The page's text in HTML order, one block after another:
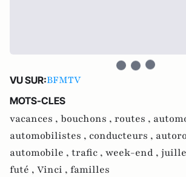
VU SUR:BFMTV
MOTS-CLES
vacances , bouchons , routes ,
automobilistes , conducteurs ,
automobile , trafic , week-end ,
futé , Vinci , familles